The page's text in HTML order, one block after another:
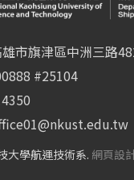
市旗津區中洲三路
#25104
大學航運技術系. 網頁設